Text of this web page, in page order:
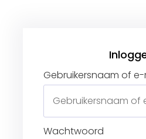
Gebruikersnaam of
Wachtwoord